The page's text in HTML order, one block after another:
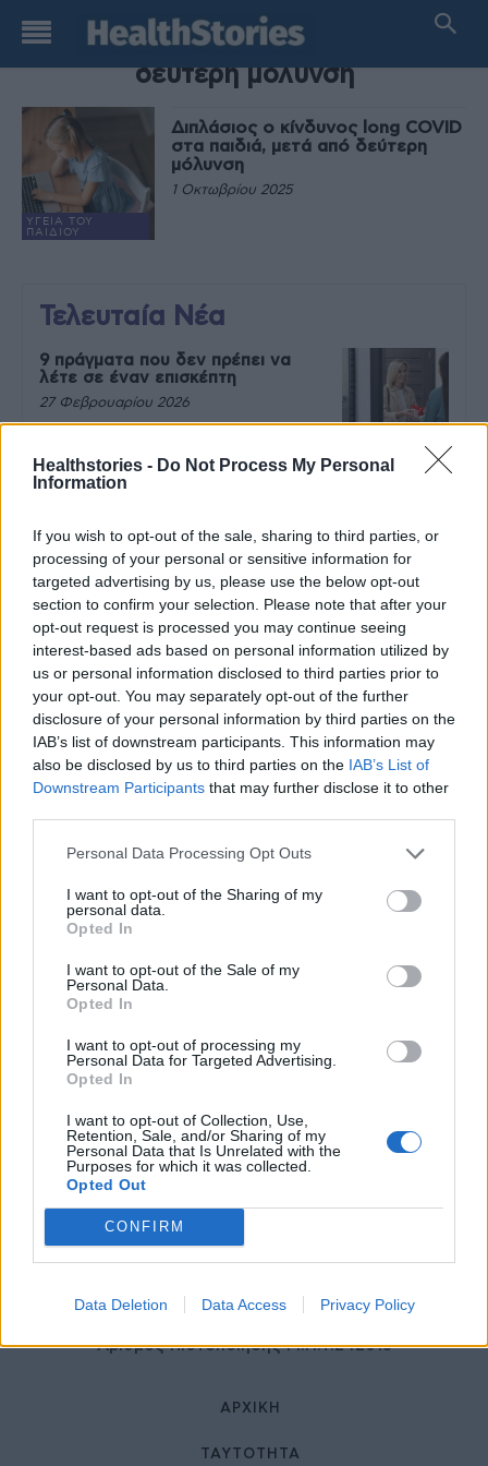
Healthstories - Do Not Process My Personal
Information
If you wish to opt-out of the sale, sharing to third parties, or
processing of your personal or sensitive information for
targeted advertising by us, please use the below opt-out
section to confirm your selection. Please note that after your
opt-out request is processed you may continue seeing
interest-based ads based on personal information utilized by
us or personal information disclosed to third parties prior to
your opt-out. You may separately opt-out of the further
disclosure of your personal information by third parties on the
IAB’s list of downstream participants. This information may
also be disclosed by us to third parties on the IAB’s List of
Downstream Participants that may further disclose it to other
Personal Data Processing Opt Outs
I want to opt-out of the Sharing of my
personal data.
Opted In
I want to opt-out of the Sale of my
Personal Data.
Opted In
I want to opt-out of processing my
Personal Data for Targeted Advertising.
Opted In
I want to opt-out of Collection, Use,
Retention, Sale, and/or Sharing of my
Personal Data that Is Unrelated with the
Purposes for which it was collected.
Opted Out
CONFIRM
Data Deletion Data Access Privacy Policy
TAG
δεύτερη μόλυνση
ΥΓΕΊΑ ΤΟΥ
ΠΑΙΔΙΟΎ
Διπλάσιος ο κίνδυνος long COVID
στα παιδιά, μετά από δεύτερη
μόλυνση
1 Οκτωβρίου 2025
Τελευταία Νέα
9 πράγματα που δεν πρέπει να
λέτε σε έναν επισκέπτη
27 Φεβρουαρίου 2026
την υποστήριξη της Be-Live
27 Φεβρουαρίου 2026
Μεταπροπονητική πείνα: Ο λόγος
που θέλεις να καταβροχθίσεις τα
πάντα μετά την άσκηση
27 Φεβρουαρίου 2026
Ωρίων – Σπάνια νοσήματα
συνδέονται με μνημεία που
27 Φεβρουαρίου 2026
Γεωργιάδης: Πολλαπλά οφέλη από
τη συνεργασία δημοσίου και
27 Φεβρουαρίου 2026
© HealthStories - All rights reserved.
Αριθμός Πιστοποίησης Μ.Η.Τ.242013
ΑΡΧΙΚΉ
ΤΑΥΤΌΤΗΤΑ